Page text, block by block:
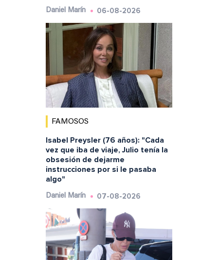
Daniel Marín 06-08-2026
FAMOSOS
Isabel Preysler (76 años): "Cada
vez que iba de viaje, Julio tenía la
obsesión de dejarme
instrucciones por si le pasaba
algo"
Daniel Marín 07-08-2026